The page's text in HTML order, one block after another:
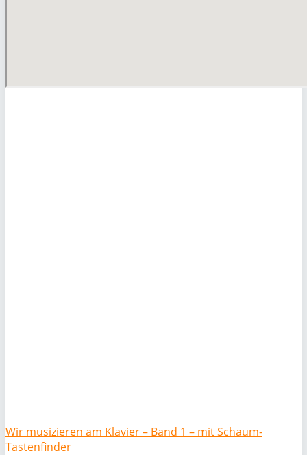
Wir musizieren am Klavier – Band 1 – mit Schaum-
Tastenfinder